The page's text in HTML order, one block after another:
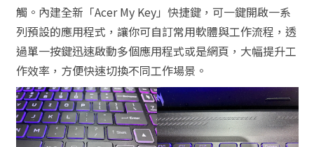
觸。內建全新「Acer My Key」快捷鍵，可一鍵開啟一系
列預設的應用程式，讓你可自訂常用軟體與工作流程，透
過單一按鍵迅速啟動多個應用程式或是網頁，大幅提升工
作效率，方便快速切換不同工作場景。